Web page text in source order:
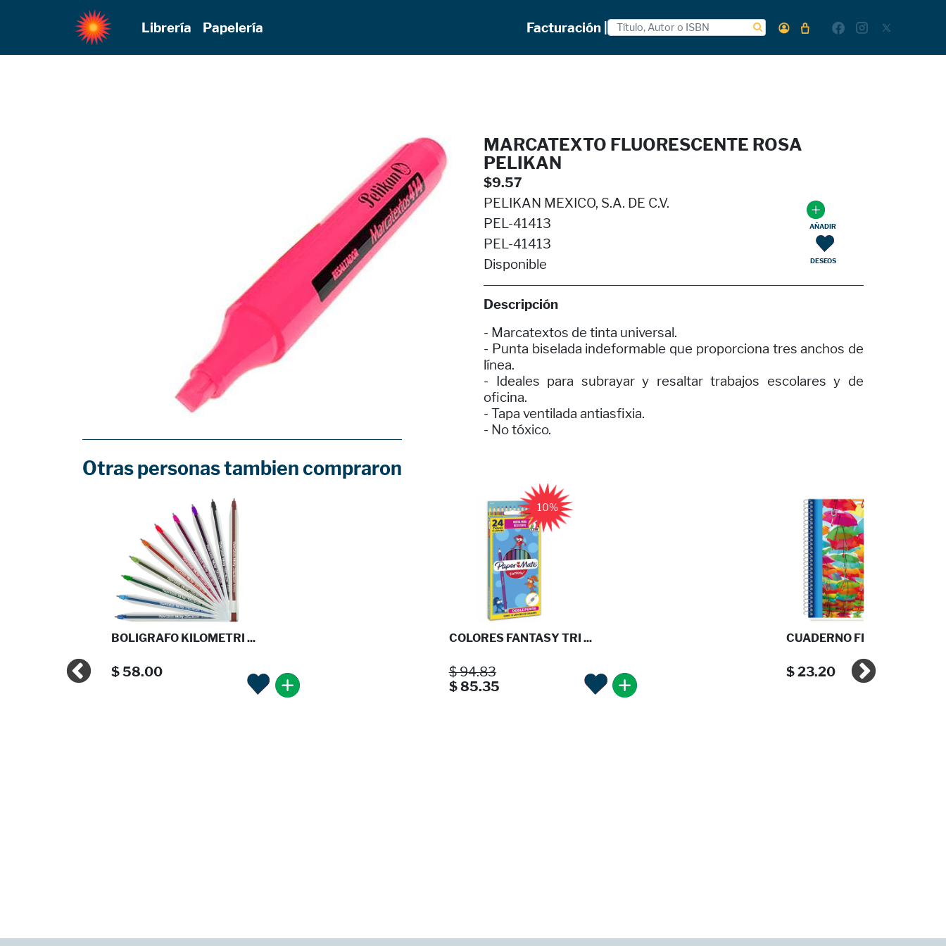
Librería Papelería Facturación |
MARCATEXTO FLUORESCENTE ROSA
PELIKAN
$9.57
PELIKAN MEXICO, S.A. DE C.V.
PEL-41413
PEL-41413
Disponible
Descripción
AÑADIR
DESEOS
- Marcatextos de tinta universal.
- Punta biselada indeformable que proporciona tres anchos de
línea.
- Ideales para subrayar y resaltar trabajos escolares y de
oficina.
- Tapa ventilada antiasfixia.
- No tóxico.
Otras personas tambien compraron
BOLIGRAFO KILOMETRI ...
$ 58.00
10%
COLORES FANTASY TRI ...
$ 94.83
$ 85.35
CUADERNO FRANCES ES ...
$ 23.20